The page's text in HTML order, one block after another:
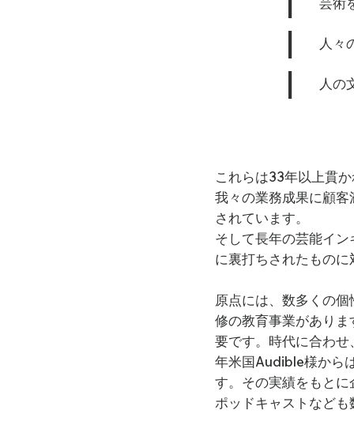
日立製作所研究所WEBイ
訳・ナレーション（独日
－ 館内・館内放送
－ 出版物
「好き！を仕事にする」
語」（左右社）、「ドイ
新聞社出版）（日本語、
ク　日英）」（講談社）
オブック）」（講談社）
－ FM BIRD所属タレント
日本全国の主要FM局で
ューさせ、長年マネージ
などを受賞した。2017年
オ放送50周年記念特番総
方」はアマゾンビジネス
| 人々
| 人の
これらは33年以上貫
我々の業務成果に顧
されています。
そして長年の芸能イ
に裏打ちされたものに
原点には、数多くの
修の教育事業があり
要です。時代に合わ
年米国Audible様から
す。その実績をもと
ポッドキャストなども